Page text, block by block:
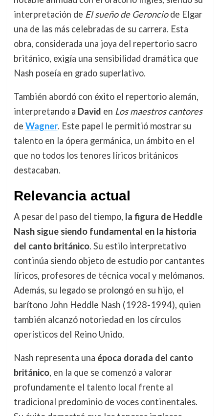
interpretación de El sueño de Geronciode Elgar
una de las más celebradas de su carrera. Esta
obra, considerada una joya del repertorio sacro
británico, exigía una sensibilidad dramática que
Nash poseía en grado superlativo.
También abordó con éxito el repertorio alemán,
interpretando a David en Los maestros cantores
de Wagner. Este papel le permitió mostrar su
talento en la ópera germánica, un ámbito en el
que no todos los tenores líricos británicos
destacaban.
Relevancia actual
A pesar del paso del tiempo, la figura de Heddle
Nash sigue siendo fundamental en la historia
del canto británico. Su estilo interpretativo
continúa siendo objeto de estudio por cantantes
líricos, profesores de técnica vocal y melómanos.
Además, su legado se prolongó en su hijo, el
barítono John Heddle Nash (1928-1994), quien
también alcanzó notoriedad en los círculos
operísticos del Reino Unido.
Nash representa una época dorada del canto
británico, en la que se comenzó a valorar
profundamente el talento local frente al
tradicional predominio de voces continentales.